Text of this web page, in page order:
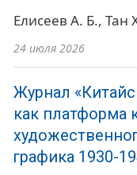
Елисеев А. Б. Тан
24 июля 2026
Журнал
как платформа
графика 1930-